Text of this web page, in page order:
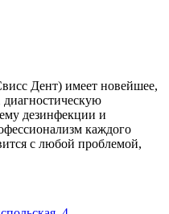
Дент) имеет новейшее,
диагностическую
дезинфекции и
каждого
с любой проблемой,